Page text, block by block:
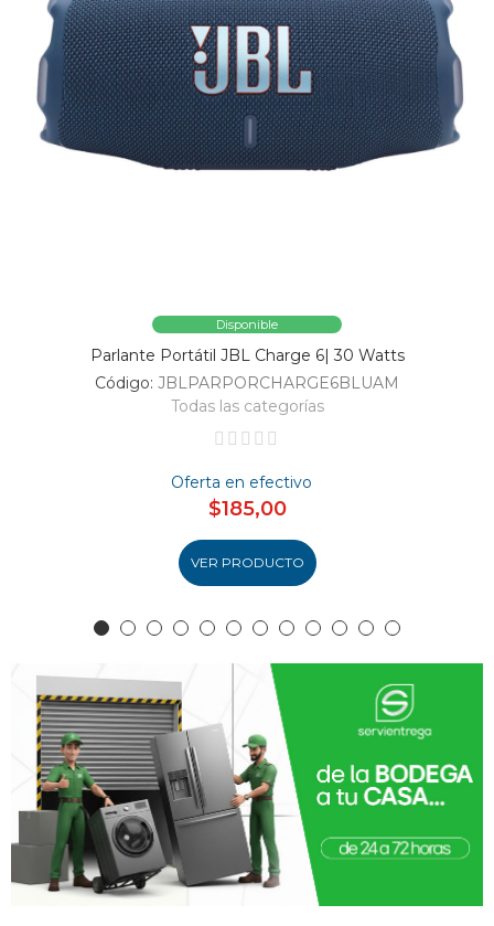
Disponible
Parlante Portátil JBL Charge 6| 30 Watts
Código: JBLPARPORCHARGE6BLUAM
Todas las categorías
Oferta en efectivo
$185,00
VER PRODUCTO